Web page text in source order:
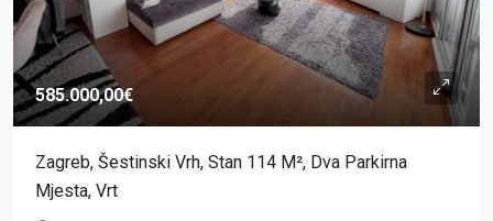
585.000,00€
Zagreb, Šestinski Vrh, Stan 114 M², Dva Parkirna
Mjesta, Vrt